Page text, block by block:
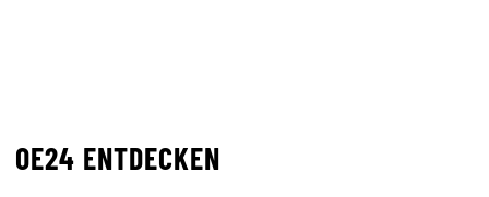
OE24 ENTDECKEN